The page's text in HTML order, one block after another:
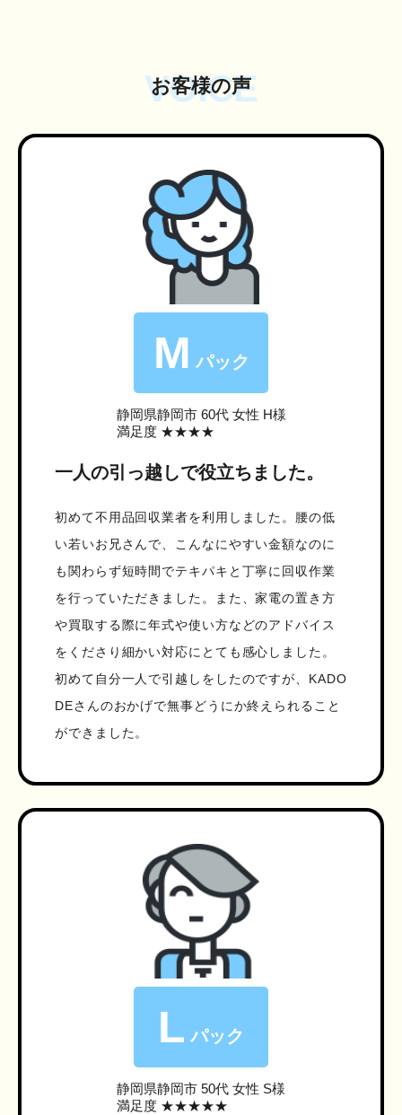
VOICE
お客様の声
M パック
静岡県静岡市60代 女性 H様
満足度 ★★★★
一人の引っ越しで役立ちました。
初めて不用品回収業者を利用しました。腰の低
い若いお兄さんで、こんなにやすい金額なのに
も関わらず短時間でテキパキと丁寧に回収作業
を行っていただきました。また、家電の置き方
や買取する際に年式や使い方などのアドバイス
をくださり細かい対応にとても感心しました。
初めて自分一人で引越しをしたのですが、KADO
DEさんのおかげで無事どうにか終えられること
ができました。
L パック
静岡県静岡市 50代 女性 S様
満足度 ★★★★★